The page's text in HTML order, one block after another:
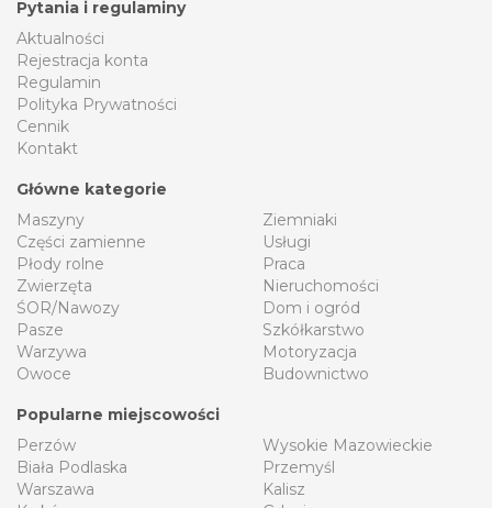
Pytania i regulaminy
Aktualności
Rejestracja konta
Regulamin
Polityka Prywatności
Cennik
Kontakt
Główne kategorie
Maszyny
Części zamienne
Płody rolne
Zwierzęta
ŚOR/Nawozy
Pasze
Warzywa
Owoce
Ziemniaki
Usługi
Praca
Nieruchomości
Dom i ogród
Szkółkarstwo
Motoryzacja
Budownictwo
Popularne miejscowości
Perzów
Biała Podlaska
Warszawa
Wysokie Mazowieckie
Przemyśl
Kalisz